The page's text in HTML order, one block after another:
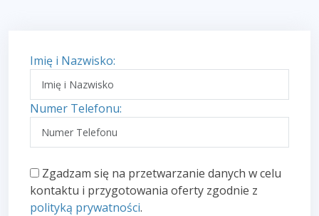
Imię i Nazwisko:
Numer Telefonu:
Zgadzam się na przetwarzanie danych w celu
kontaktu i przygotowania oferty zgodnie z
polityką prywatności.